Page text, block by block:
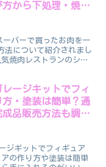
から下処理・焼き
ーパーで買ったお肉を一
法について紹介されまし
焼肉レストランのシェ
レージキットでフィ
方・塗装は簡単？通
品販売方法も調
ジギットでフィギュア
の作り方や塗装は簡単